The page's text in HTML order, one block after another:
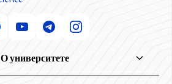
О университете